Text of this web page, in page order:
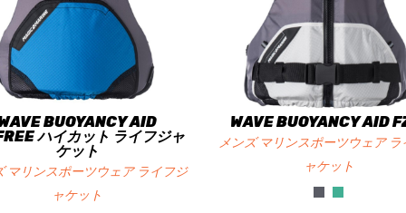
BUOYANCY AID
ハイカット ライフジャ
ケット
マリンスポーツウェア ライフジ
ャケット
WAVE BUOYANCY AID
メンズ マリンスポーツウェア ラ
ャケット